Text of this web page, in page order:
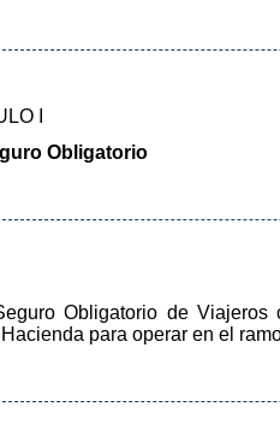
I
Obligatorio
Obligatorio de
para operar en el